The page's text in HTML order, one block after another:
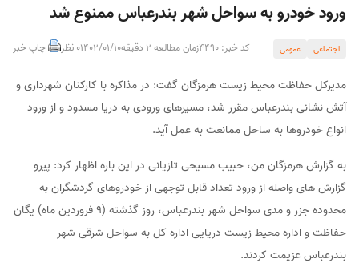
ورود خودرو به سواحل شهر بندرعباس ممنوع شد
اجتماعی عمومی کد خبر: 4490 زمان مطالعه 2 دقیقه 1402/01/100 نظر چاپ خبر
مدیرکل حفاظت محیط زیست هرمزگان گفت: در مذاکره با کارکنان شهرداری و
آتش نشانی بندرعباس مقرر شد، مسیرهای ورودی به دریا مسدود و از ورود
انواع خودروها به ساحل ممانعت به عمل آید.
به گزارش هرمزگان من، حبیب مسیحی تازیانی در این باره اظهار کرد: پیرو
گزارش های واصله از ورود تعداد قابل توجهی از خودروهای گردشگران به
محدوده جزر و مدی سواحل شهر بندرعباس، روز گذشته (۹ فروردین ماه) یگان
حفاظت و اداره محیط زیست دریایی اداره کل به سواحل شرقی شهر
بندرعباس عزیمت کردند.